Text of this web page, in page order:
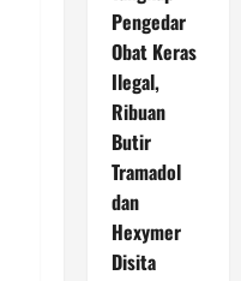
Pengedar
Obat Keras
Ilegal,
Ribuan
Butir
Tramadol
dan
Hexymer
Disita